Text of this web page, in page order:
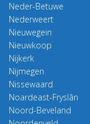
Neder-Betuwe
Nederweert
Nieuwegein
Nieuwkoop
Nijkerk
Nijmegen
Nissewaard
Noardeast-Fryslân
Noord-Beveland